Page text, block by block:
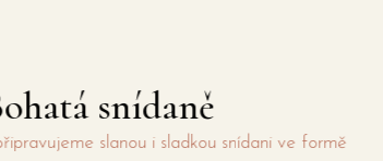
snídaně
slanou i sladkou snídani ve formě